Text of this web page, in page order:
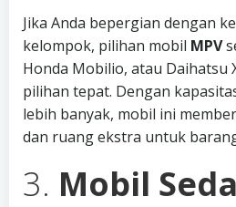
Jika Anda bepergian dengan
kelompok, pilihan mobil MPV
Honda Mobilio, atau Daihatsu
pilihan tepat. Dengan
lebih banyak, mobil ini
dan ruang ekstra untuk
3. Mobil